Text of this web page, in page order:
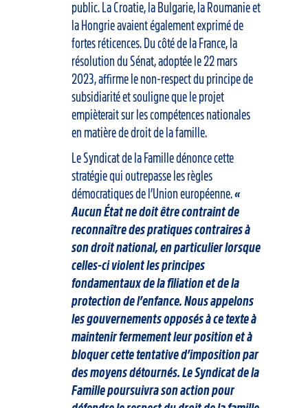
public. La Croatie, la Bulgarie, la Roumanie et
la Hongrie avaient également exprimé de
fortes réticences. Du côté de la France, la
résolution du Sénat, adoptée le 22 mars
2023, affirme le non-respect du principe de
subsidiarité et souligne que le projet
empièterait sur les compétences nationales
en matière de droit de la famille.
Le Syndicat de la Famille dénonce cette
stratégie qui outrepasse les règles
démocratiques de l’Union européenne.«
Aucun État ne doit être contraint de
reconnaître des pratiques contraires à
son droit national, en particulier lorsque
celles-ci violent les principes
fondamentaux de la filiation et de la
protection de l’enfance. Nous appelons
les gouvernements opposés à ce texte à
maintenir fermement leur position et à
bloquer cette tentative d’imposition par
des moyens détournés. Le Syndicat de la
Famille poursuivra son action pour